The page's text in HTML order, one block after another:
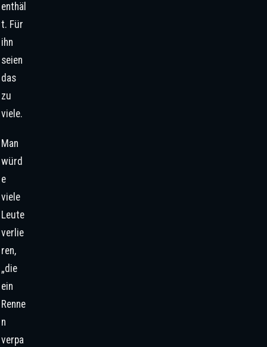
enthäl
t. Für
ihn
seien
das
zu
viele.
Man
würd
e
viele
Leute
verlie
ren,
„die
ein
Renne
n
verpa